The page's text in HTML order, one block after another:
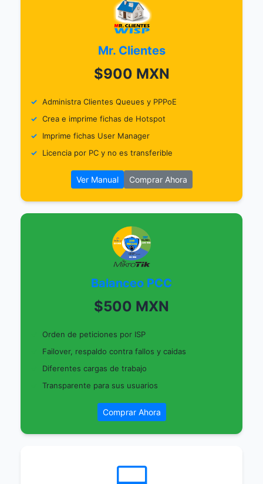
Mr. Clientes
$900 MXN
Administra Clientes Queues y PPPoE
Crea e imprime fichas de Hotspot
Imprime fichas User Manager
Licencia por PC y no es transferible
Ver Manual Comprar Ahora
Balanceo PCC
$500 MXN
Orden de peticiones por ISP
Failover, respaldo contra fallos y caidas
Diferentes cargas de trabajo
Transparente para sus usuarios
Comprar Ahora